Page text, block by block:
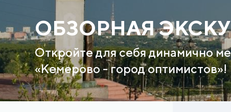
ОБЗОРНАЯ
Откройте для себя динамично
«Кемерово - город оптимистов»!